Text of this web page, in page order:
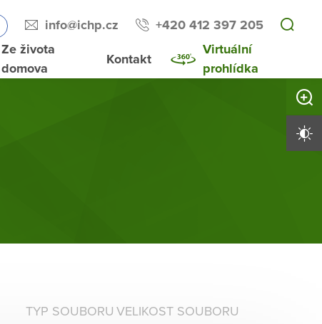
info@ichp.cz
+420 412 397 205
Ze života
domova
Kontakt
Virtuální
prohlídka
TYP SOUBORU VELIKOST SOUBORU